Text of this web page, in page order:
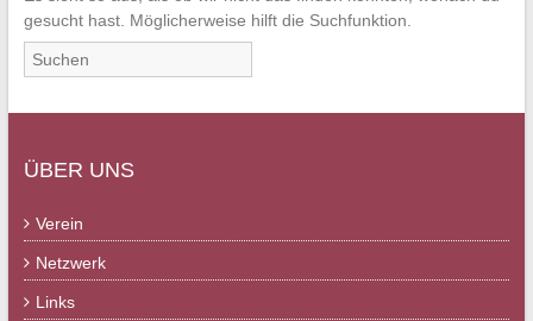
gesucht hast. Möglicherweise hilft die Suchfunktion.
ÜBER UNS
Verein
Netzwerk
Links